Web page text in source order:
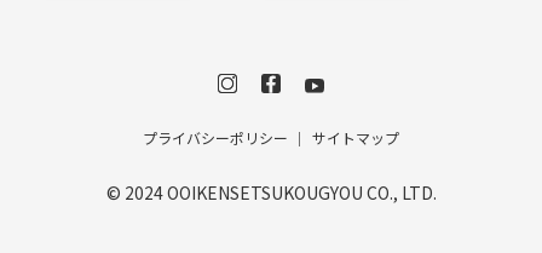
プライバシーポリシー サイトマップ
© 2024 OOIKENSETSUKOUGYOU CO., LTD.